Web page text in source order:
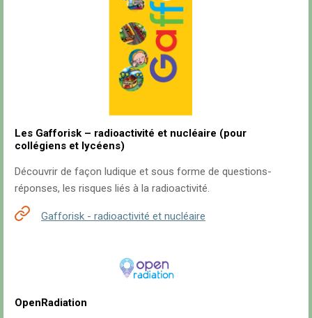
Les Gafforisk – radioactivité et nucléaire (pour
collégiens et lycéens)
Découvrir de façon ludique et sous forme de questions-
réponses, les risques liés à la radioactivité.
Gafforisk - radioactivité et nucléaire
OpenRadiation